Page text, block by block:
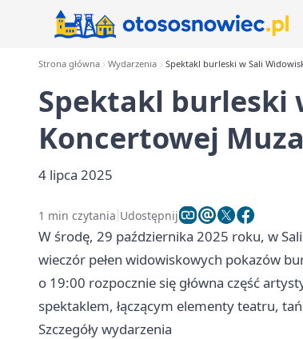
Strona główna Wydarzenia Spektakl burleski w Sali
Spektakl burleski
Koncertowej
4 lipca 2025
1 min czytania Udostępnij
W środę, 29 października 2025 roku, w
wieczór pełen widowiskowych pokazów
o 19:00 rozpocznie się główna część
spektaklem, łączącym elementy teatru,
Szczegóły wydarzenia